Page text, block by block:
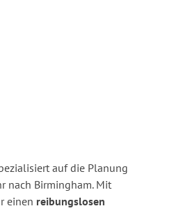
auf die Planung
nach Birmingham. Mit
einen reibungslosen